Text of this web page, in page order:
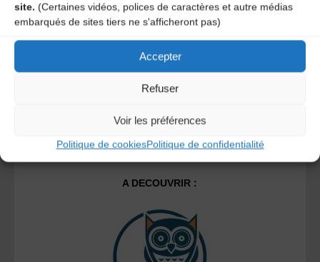
site. (Certaines vidéos, polices de caractères et autre médias
embarqués de sites tiers ne s'afficheront pas)
Accepter
Refuser
Voir les préférences
Politique de cookiesPolitique de confidentialité
Ce site utilise Akismet pour réduire les indésirables.En
savoir plus sur la façon dont les données de vos
A DECOUVRIR :